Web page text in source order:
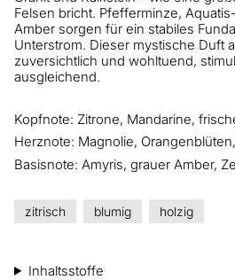
Felsen bricht. Pfefferminze,
Amber sorgen für ein stabiles
Unterstrom. Dieser mystische Duft
zuversichtlich und wohltuend,
ausgleichend.
Kopfnote: Zitrone, Mandarine,
Herznote: Magnolie,
Basisnote: Amyris, grauer Amber,
zitrisch blumig holzig
Inhaltsstoffe